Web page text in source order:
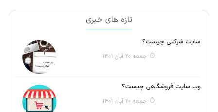
تازه های خبری
سایت شرکتی چیست؟
جمعه 20 آبان 1401
وب سایت فروشگاهی چیست؟
جمعه 20 آبان 1401